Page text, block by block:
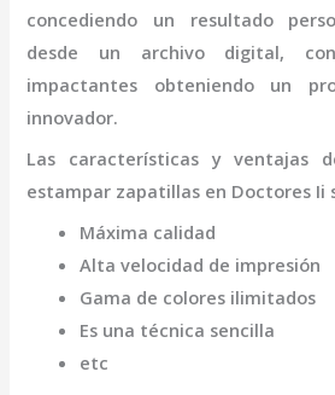
concediendo un resultado
desde un archivo digital,
impactantes obteniendo un
innovador.
Las características y ventajas
estampar zapatillas en Doctores Ii
Máxima calidad
Alta velocidad de impresión
Gama de colores ilimitados
Es una técnica sencilla
etc